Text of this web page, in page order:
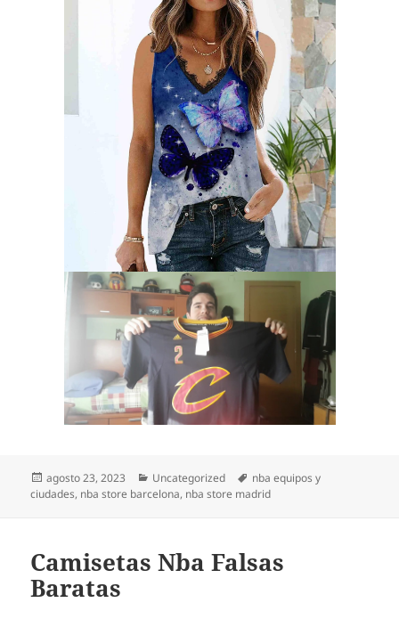
Publicado
el
agosto 23, 2023 Categorías
Uncategorized Etiquetas
nba equipos y
ciudades, nba store barcelona, nba store madrid
Camisetas Nba Falsas
Baratas